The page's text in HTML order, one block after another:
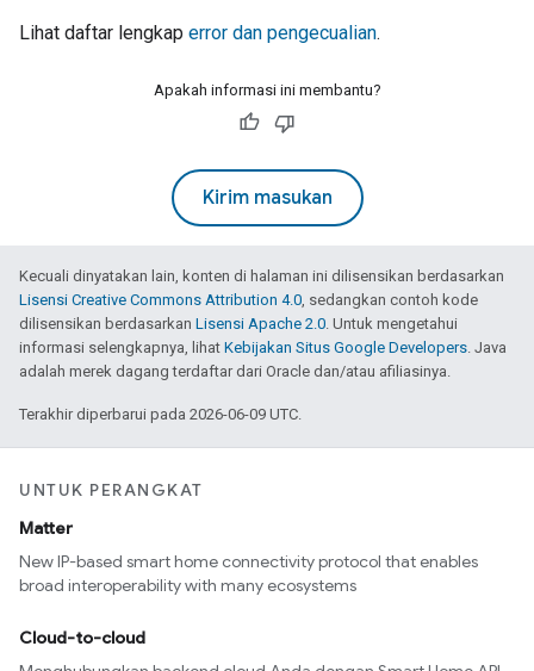
Lihat daftar lengkap error dan pengecualian.
Apakah informasi ini membantu?
Kirim masukan
Kecuali dinyatakan lain, konten di halaman ini dilisensikan berdasarkan
Lisensi Creative Commons Attribution 4.0, sedangkan contoh kode
dilisensikan berdasarkan Lisensi Apache 2.0. Untuk mengetahui
informasi selengkapnya, lihat Kebijakan Situs Google Developers. Java
adalah merek dagang terdaftar dari Oracle dan/atau afiliasinya.
Terakhir diperbarui pada 2026-06-09 UTC.
UNTUK PERANGKAT
Matter
New IP-based smart home connectivity protocol that enables
broad interoperability with many ecosystems
Cloud-to-cloud